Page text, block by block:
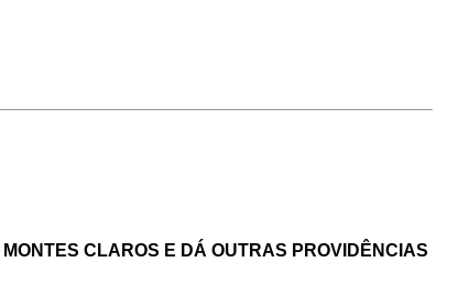
MONTES CLAROS E DÁ OUTRAS PROVIDÊNCIAS